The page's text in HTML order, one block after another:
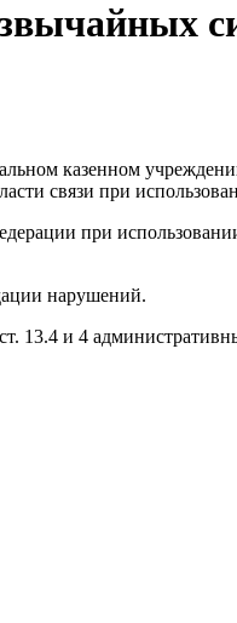
казенном
связи при
при
нарушений.
13.4 и 4